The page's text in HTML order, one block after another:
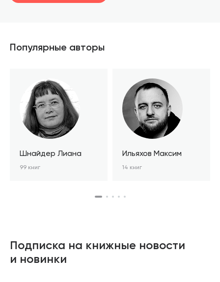
Популярные авторы
Шнайдер Лиана
99 книг
Ильяхов Максим
14 книг
Подписка на книжные новости
и новинки